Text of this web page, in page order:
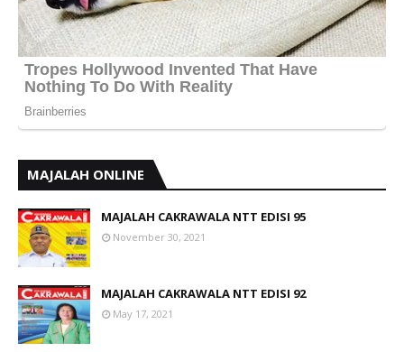
MAJALAH ONLINE
MAJALAH CAKRAWALA NTT EDISI 95
November 30, 2021
MAJALAH CAKRAWALA NTT EDISI 92
May 17, 2021